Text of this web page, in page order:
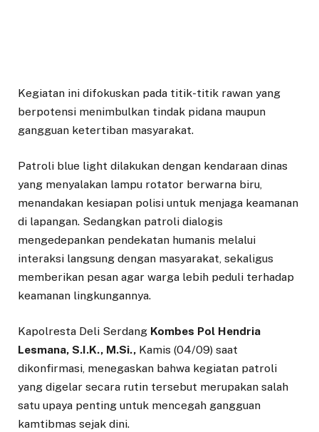
Kegiatan ini difokuskan pada titik-titik rawan yang
berpotensi menimbulkan tindak pidana maupun
gangguan ketertiban masyarakat.
Patroli blue light dilakukan dengan kendaraan dinas
yang menyalakan lampu rotator berwarna biru,
menandakan kesiapan polisi untuk menjaga keamanan
di lapangan. Sedangkan patroli dialogis
mengedepankan pendekatan humanis melalui
interaksi langsung dengan masyarakat, sekaligus
memberikan pesan agar warga lebih peduli terhadap
keamanan lingkungannya.
Kapolresta Deli Serdang Kombes Pol Hendria
Lesmana, S.I.K., M.Si., Kamis (04/09) saat
dikonfirmasi, menegaskan bahwa kegiatan patroli
yang digelar secara rutin tersebut merupakan salah
satu upaya penting untuk mencegah gangguan
kamtibmas sejak dini.